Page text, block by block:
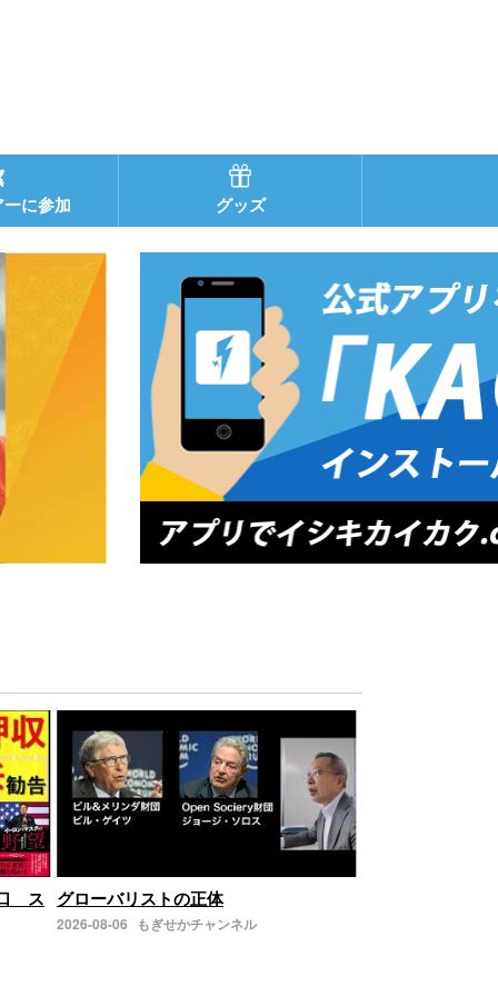
に参加 グッズ
ス グローバリストの正体
2026-08-06 もぎせかチャンネル